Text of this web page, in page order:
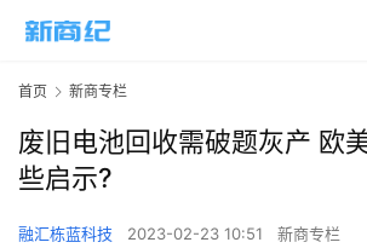
首页 新商专栏
废旧电池回收需破题灰产 欧
些启示?
融汇栋蓝科技 2023-02-23 10:51 新商专栏